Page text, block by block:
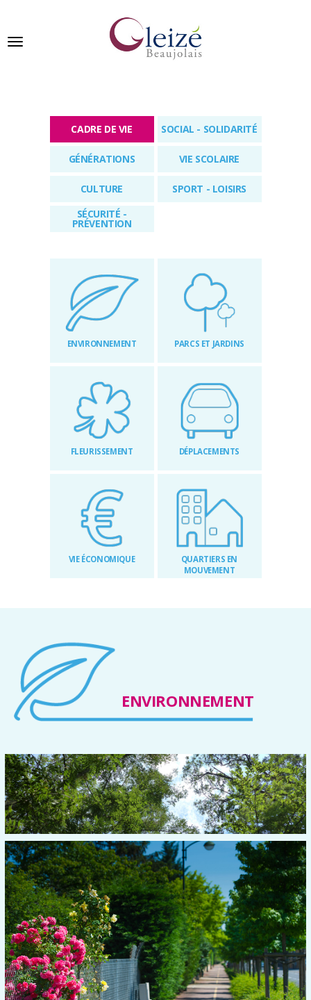
Ville de Gleizé en beaujolais
PUBLICATIONS
RÉGLEMENTAIRES
CADRE DE VIE SOCIAL - SOLIDARITÉ
GÉNÉRATIONS VIE SCOLAIRE
CULTURE
SPORT - LOISIRS
SÉCURITÉ -
PRÉVENTION
ENVIRONNEMENT PARCS ET JARDINS
FLEURISSEMENT DÉPLACEMENTS
VIE ÉCONOMIQUE
QUARTIERS EN
MOUVEMENT
ENVIRONNEMENT